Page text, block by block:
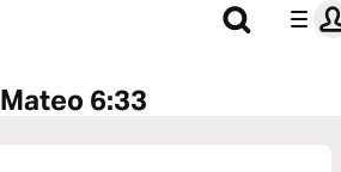
Mateo 6:33